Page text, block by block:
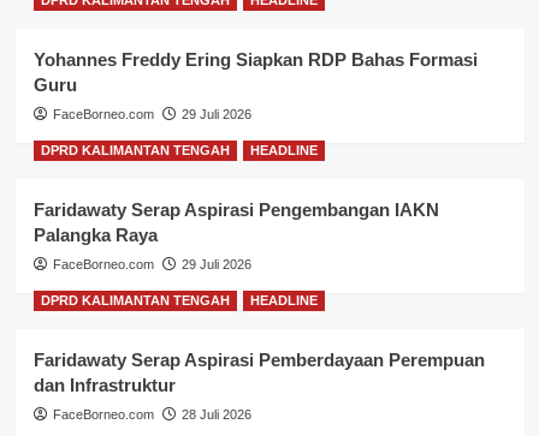
Yohannes Freddy Ering Siapkan RDP Bahas Formasi
Guru
FaceBorneo.com 29 Juli 2026
DPRD KALIMANTAN TENGAH HEADLINE
Faridawaty Serap Aspirasi Pengembangan IAKN
Palangka Raya
FaceBorneo.com 29 Juli 2026
DPRD KALIMANTAN TENGAH HEADLINE
Faridawaty Serap Aspirasi Pemberdayaan Perempuan
dan Infrastruktur
FaceBorneo.com 28 Juli 2026